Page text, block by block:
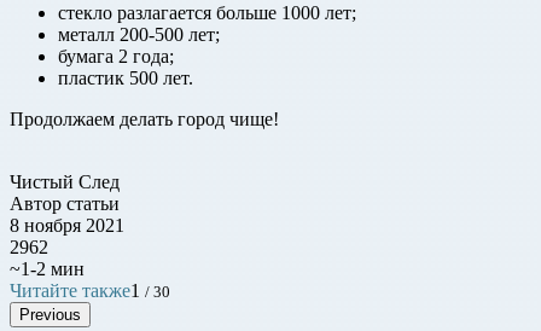
стекло разлагается больше 1000 лет;
металл 200-500 лет;
бумага 2 года;
пластик 500 лет.
Продолжаем делать город чище!
Чистый След
Автор статьи
8 ноября 2021
2962
~1-2 мин
Читайте также1 / 30
Previous